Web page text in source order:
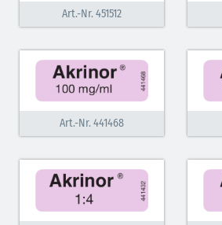
Art.-Nr. 451512
Art.-Nr. 441468